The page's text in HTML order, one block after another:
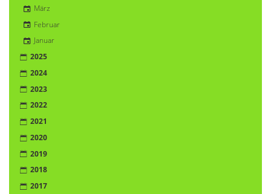
März
Februar
Januar
2025
2024
2023
2022
2021
2020
2019
2018
2017